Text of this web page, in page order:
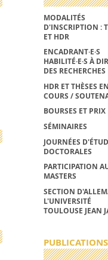
MODALITÉS
D'INSCRIPTION :
ET HDR
ENCADRANT·E·S
HABILITÉ·E·S À
DES RECHERCHES
HDR ET THÈSES
COURS /
BOURSES ET PRIX
SÉMINAIRES
JOURNÉES
DOCTORALES
PARTICIPATION
MASTERS
SECTION
L'UNIVERSITÉ
TOULOUSE JEAN
PUBLICATIONS